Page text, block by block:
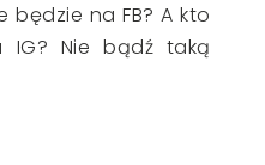
będzie na FB? A kto
Nie bądź taką